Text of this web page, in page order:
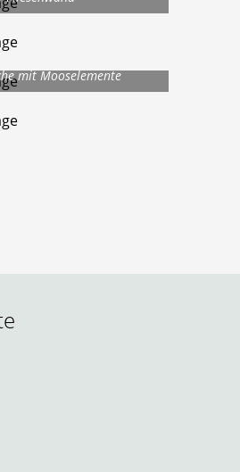
mit Mooselemente